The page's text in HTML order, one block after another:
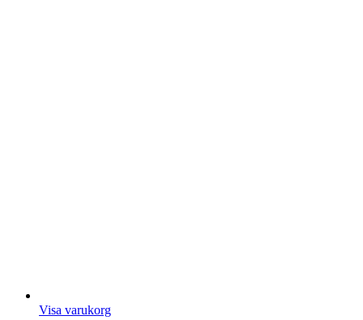
Visa varukorg